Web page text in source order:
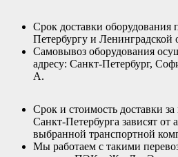
Срок доставки
Петербургу и Ленинградской
Самовывоз оборудования
адресу: Санкт-Петербург,
А.
Срок и стоимость доставки
Санкт-Петербурга зависят от
выбранной транспортной
Мы работаем с такими